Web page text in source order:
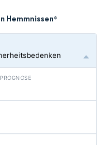
Hemmnissen*